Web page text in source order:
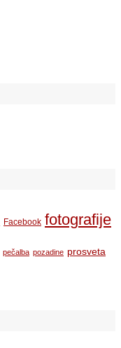
Facebook fotografije
pečalba pozadine prosveta